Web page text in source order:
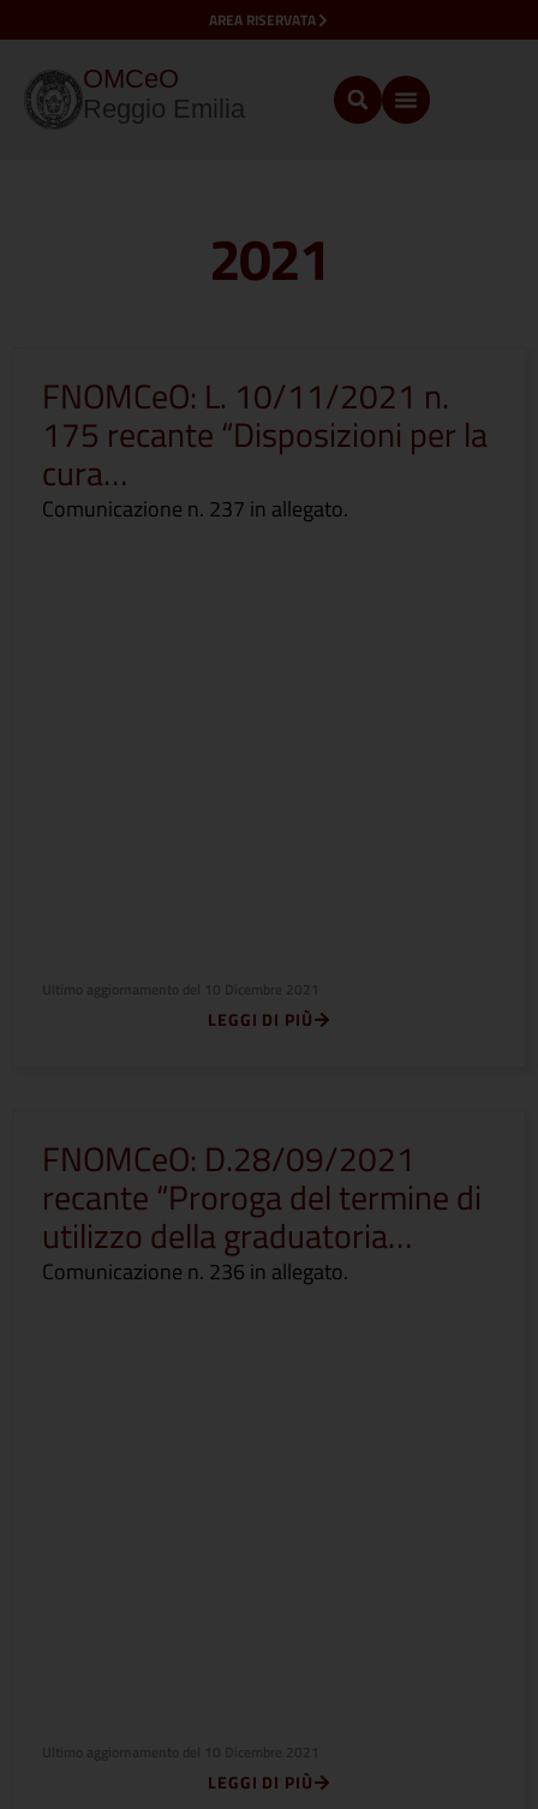
AREA RISERVATA
OMCeO
Reggio Emilia
2021
FNOMCeO: L. 10/11/2021 n.
175 recante “Disposizioni per la
cura…
Comunicazione n. 237 in allegato.
LEGGI DI PIÙ
FNOMCeO: D.28/09/2021
recante “Proroga del termine di
utilizzo della graduatoria…
Comunicazione n. 236 in allegato.
LEGGI DI PIÙ